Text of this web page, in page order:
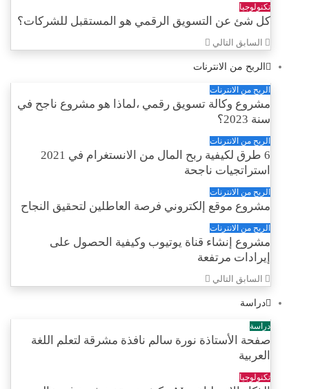
تكنولوجيا
كل شئ عن التسويق الرقمي هو المستقبل للشركات؟
السابق التالي
الربح من الانترنات
الربح من الانترنات
مشروع وكالة تسويق رقمي ،لماذا هو مشروع ناجح في
سنة 2023؟
الربح من الانترنات
6 طرق لكيفية ربح المال من الانستغرام في 2021
استراتجيات ناجحة
الربح من الانترنات
مشروع موقع إلكتروني فرصة العاطلين لتحقيق النجاح
الربح من الانترنات
مشروع إنشاء قناة يوتيوب وكيفية الحصول على
إيرادات مرتفعة
السابق التالي
دراسة
دراسة
صفحة الأستاذة نورة سالم نافذة مشرقة لتعلم اللغة
العربية
تكنولوجيا